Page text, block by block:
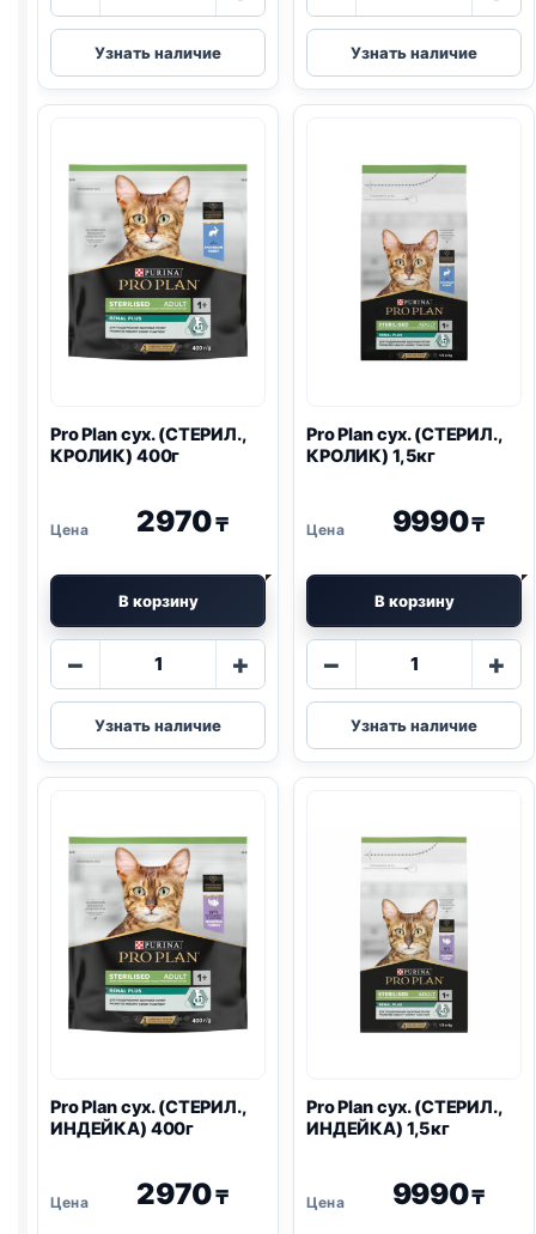
Pro
Plan
сух.
400г
Узнать наличие
Pro
Plan
сух.
1,5кг
Узнать наличие
Pro Planсух. (СТЕРИЛ.,
КРОЛИК) 400г
2970₸
В корзину
−
Количество
Pro
Plan
сух.
400г
+
Узнать наличие
Pro Planсух. (СТЕРИЛ.,
КРОЛИК) 1,5кг
9990₸
В корзину
−
Количество
Pro
Plan
сух.
1,5кг
+
Узнать наличие
Pro Planсух. (СТЕРИЛ.,
ИНДЕЙКА) 400г
2970₸
Pro Planсух. (СТЕРИЛ.,
ИНДЕЙКА) 1,5кг
9990₸